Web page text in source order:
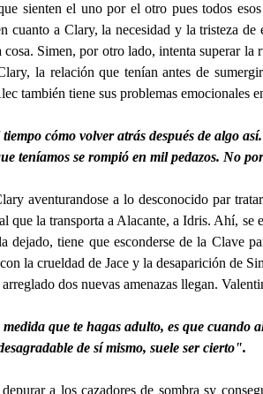
sienten el uno por el otro pues todos
cuanto a Clary, la necesidad y la tristeza de
Simen, por otro lado, intenta superar la
la relación que tenían antes de
también tiene sus problemas emocionales
cómo volver atrás después de algo
teníamos se rompió en mil pedazos. No
aventurandose a lo desconocido par
que la transporta a Alacante, a Idris. Ahí, se
dejado, tiene que esconderse de la Clave
la crueldad de Jace y la desaparición de
dos nuevas amenazas llegan.
que te hagas adulto, es que cuando
de sí mismo, suele ser cierto".
a los cazadores de sombra sy